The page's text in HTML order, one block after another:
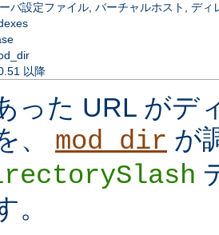
バ設定ファイル, バーチャルホスト, ディ
以降
った URL がデ
、 mod_dir が
。